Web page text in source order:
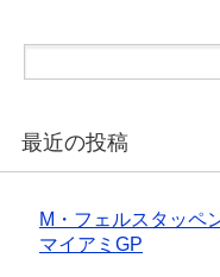
最近の投稿
M・フェルスタッペ
マイアミGP